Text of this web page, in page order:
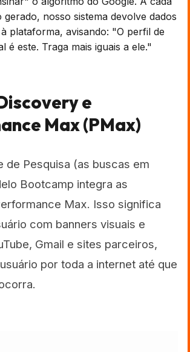
gerado, nosso sistema devolve dados
plataforma, avisando: "O perfil de
é este. Traga mais iguais a ele."
e
Max (PMax)
de Pesquisa (as buscas em
Bootcamp integra as
Max. Isso significa
com banners visuais e
Gmail e sites parceiros,
por toda a internet até que